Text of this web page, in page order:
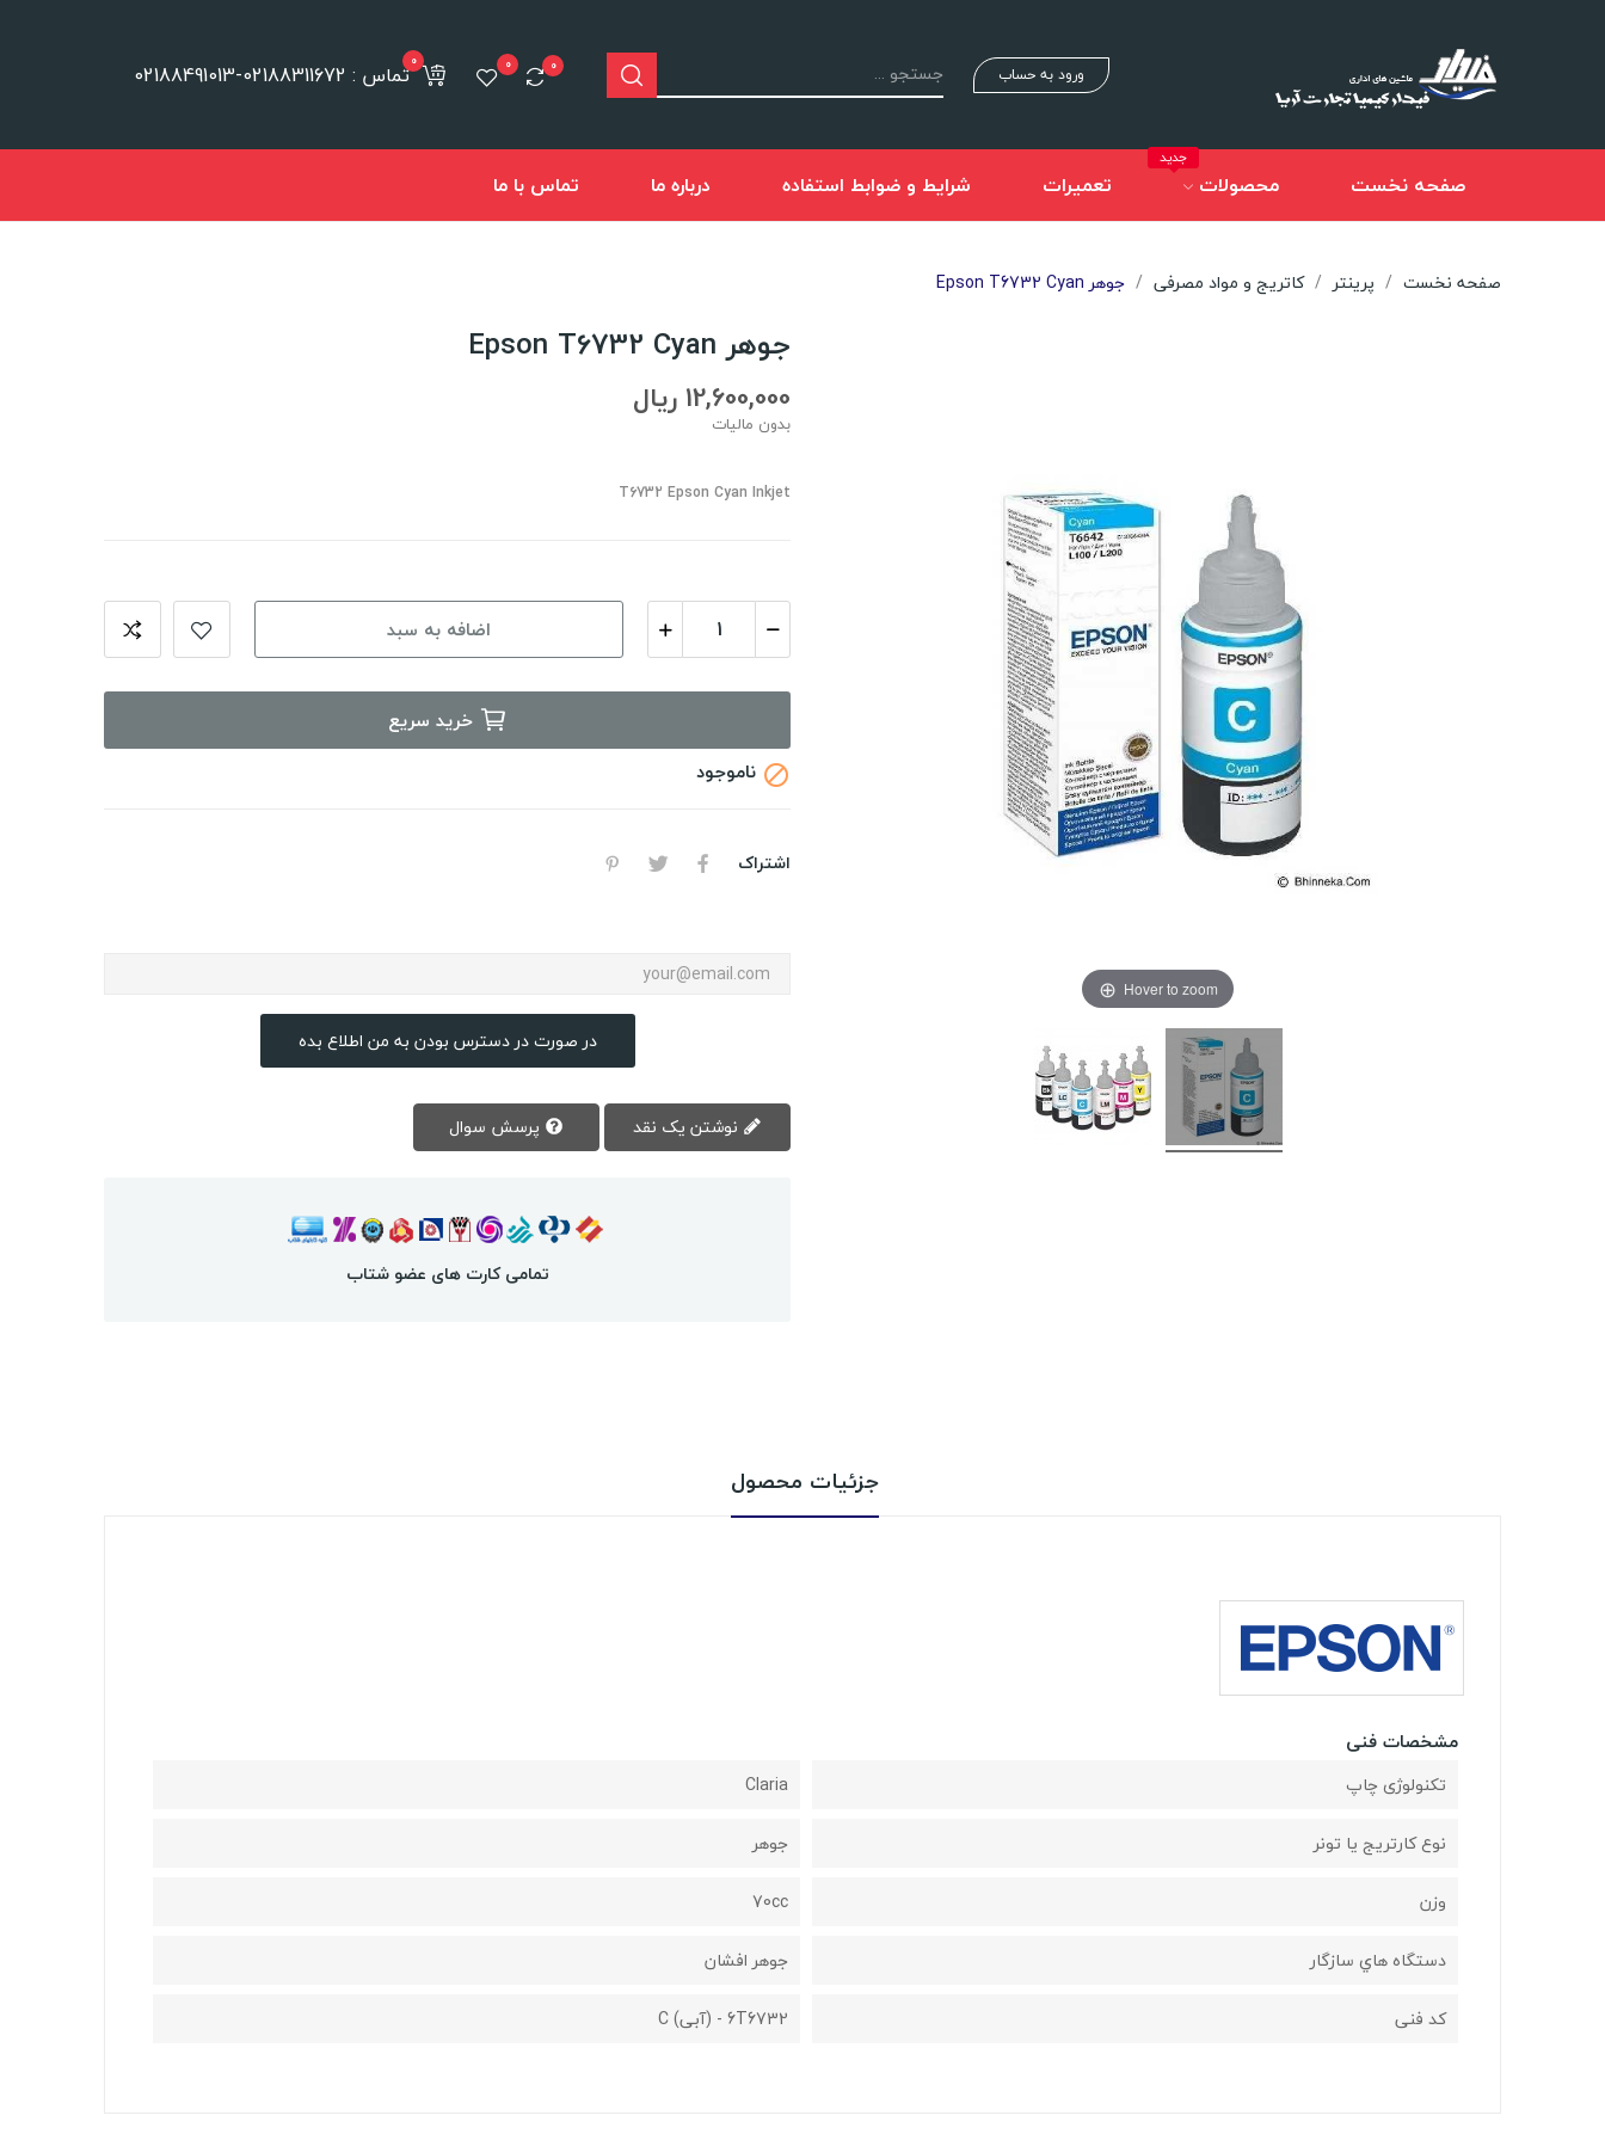
ورود به حساب 0
0 تماس : 02188311672-021884910130
صفحه نخست محصولات
جدید
تعمیرات شرایط و ضوابط استفاده درباره ما تماس با ما
صفحه نخست پرینتر کاتریج و مواد مصرفی جوهر Epson T6732 Cyan
Hover to zoom
جوهر Epson T6732 Cyan
12,600,000 ریال
بدون مالیات
T6732 Epson Cyan Inkjet
اضافه به سبد
خرید سریع
 ناموجود
اشتراک
در صورت در دسترس بودن به من اطلاع بده
تمامی کارت های عضو شتاب
جزئیات محصول
مشخصات فنی
تکنولوژی چاپ
Claria
نوع کارتریج یا تونر
جوهر
وزن
70cc
دستگاه هاي سازگار
جوهر افشان
کد فنی
6T6732 - (آبی) C